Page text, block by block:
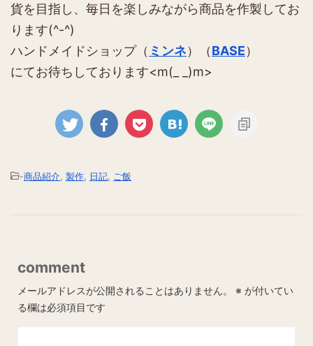
貨を目指し、毎日を楽しみながら商品を作製してお
ります(^-^)
ハンドメイドショップ（ ミンネ）（BASE）
にてお待ちしております<m(_ _)m>
-商品紹介 製作 日記 ご飯
comment
メールアドレスが公開されることはありません。 ※ が付いてい
る欄は必須項目です